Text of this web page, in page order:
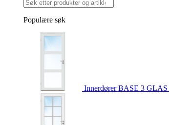
Populære søk
InnerdørerBASE 3 GLAS